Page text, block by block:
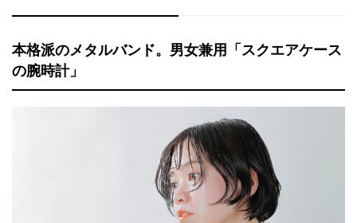
本格派のメタルバンド。男女兼用「スクエアケース
の腕時計」